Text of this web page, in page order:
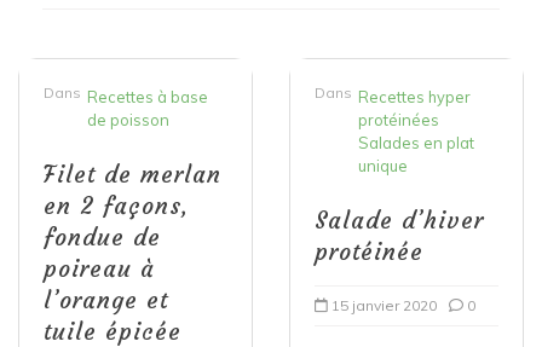
Dans Recettes à base
de poisson
Filet de merlan
en 2 façons,
fondue de
poireau à
l’orange et
tuile épicée
Dans Recettes hyper
protéinées
Salades en plat
unique
Salade d’hiver
protéinée
15 janvier 2020 0